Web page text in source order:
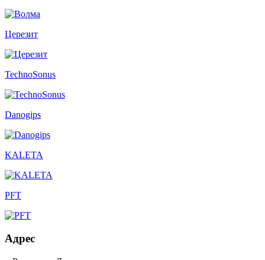
Церезит
TechnoSonus
Danogips
KALETA
PFT
Адрес